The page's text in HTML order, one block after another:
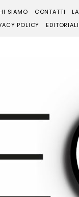
SIAMO CONTATTI
LA
POLICY EDITORIALI